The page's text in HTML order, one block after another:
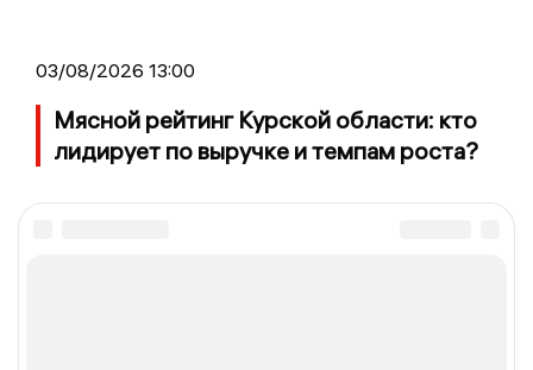
03/08/2026 13:00
Мясной рейтинг Курской области: кто
лидирует по выручке и темпам роста?